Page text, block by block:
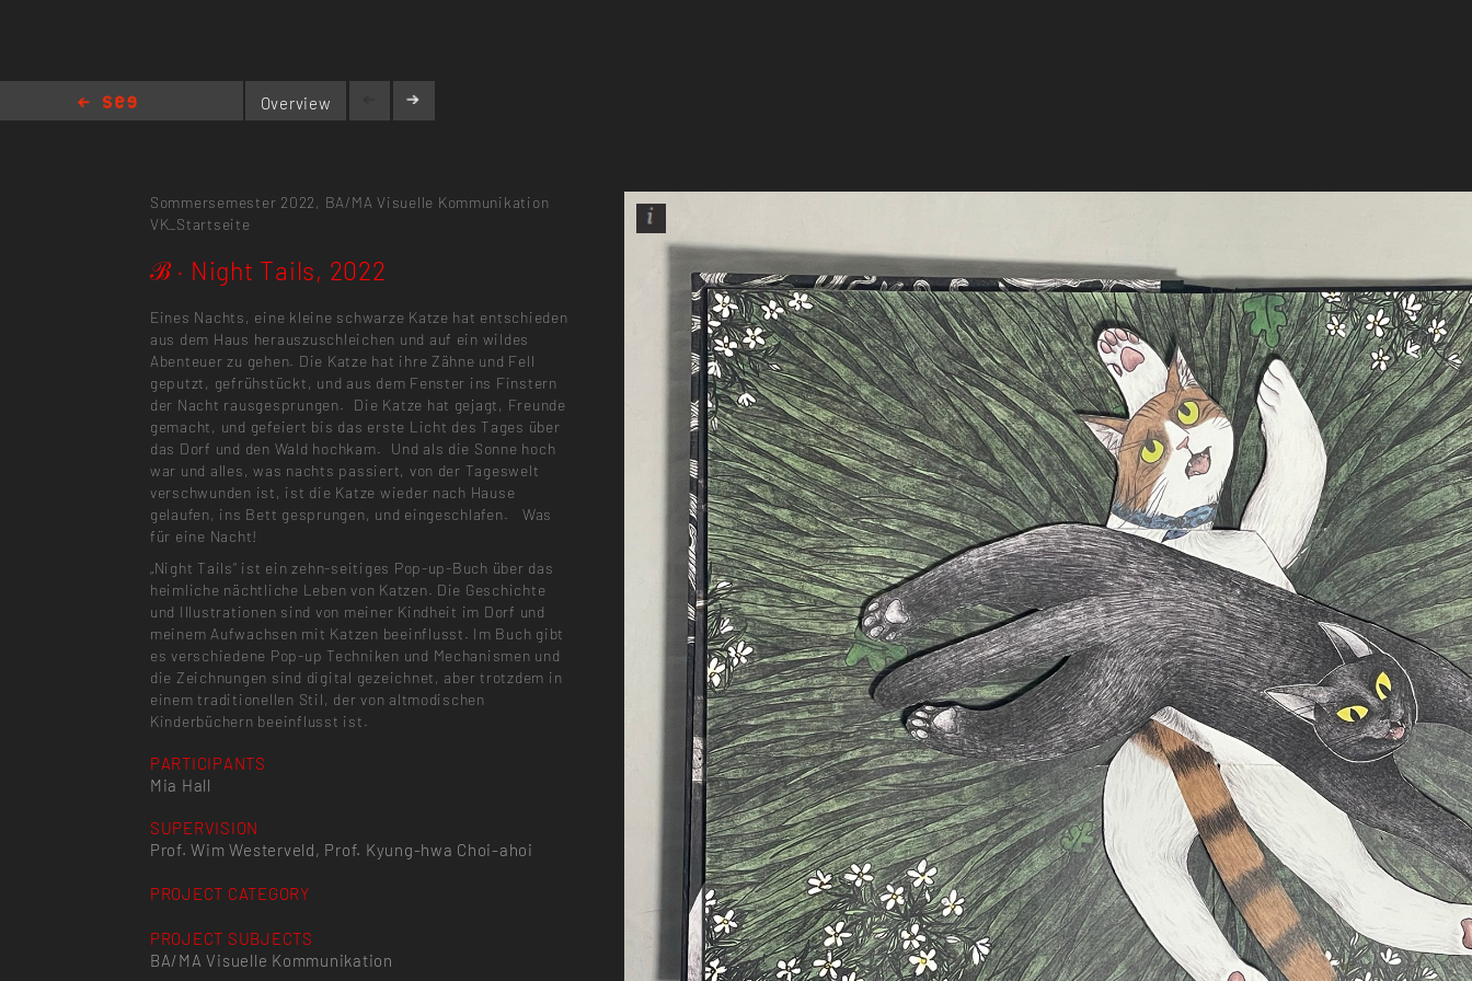
Overview
Sommersemester 2022, BA/MA Visuelle Kommunikation
VK_Startseite
ℬ · Night Tails, 2022
Eines Nachts, eine kleine schwarze Katze hat entschieden
aus dem Haus herauszuschleichen und auf ein wildes
Abenteuer zu gehen. Die Katze hat ihre Zähne und Fell
geputzt, gefrühstückt, und aus dem Fenster ins Finstern
der Nacht rausgesprungen. Die Katze hat gejagt, Freunde
gemacht, und gefeiert bis das erste Licht des Tages über
das Dorf und den Wald hochkam. Und als die Sonne hoch
war und alles, was nachts passiert, von der Tageswelt
verschwunden ist, ist die Katze wieder nach Hause
gelaufen, ins Bett gesprungen, und eingeschlafen. Was
für eine Nacht!
„Night Tails“ ist ein zehn-seitiges Pop-up-Buch über das
heimliche nächtliche Leben von Katzen. Die Geschichte
und Illustrationen sind von meiner Kindheit im Dorf und
meinem Aufwachsen mit Katzen beeinflusst. Im Buch gibt
es verschiedene Pop-up Techniken und Mechanismen und
die Zeichnungen sind digital gezeichnet, aber trotzdem in
einem traditionellen Stil, der von altmodischen
Kinderbüchern beeinflusst ist.
PARTICIPANTS
Mia Hall
SUPERVISION
Prof. Wim Westerveld, Prof. Kyung-hwa Choi-ahoi
PROJECT CATEGORY
PROJECT SUBJECTS
BA/MA Visuelle Kommunikation